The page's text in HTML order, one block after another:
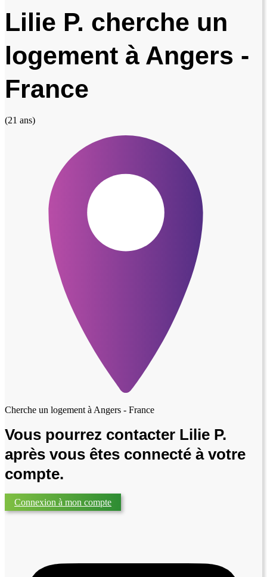
Lilie P. cherche un
logement à Angers -
France
(21 ans)
Cherche un logement àAngers - France
Vous pourrez contacter Lilie P.
après vous êtes connecté à votre
compte.
Connexion à mon compte